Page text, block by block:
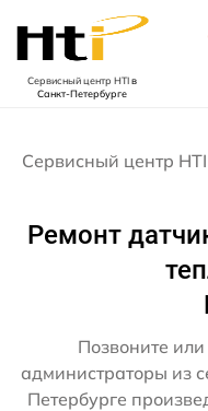
Сервисный центр HTIв
Санкт-Петербурге
Сервисный центр HTI
Ремонт
Позвоните
администраторы из
Петербурге